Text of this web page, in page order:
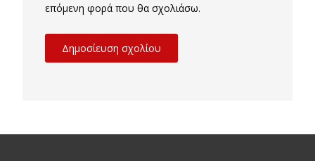
επόμενη φορά που θα σχολιάσω.